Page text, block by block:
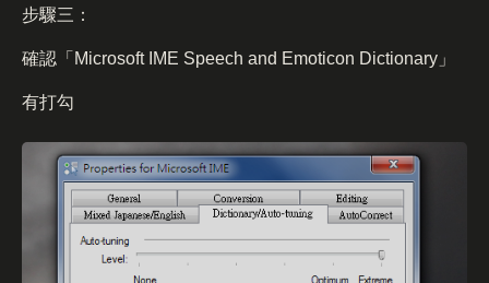
步驟三：
確認「Microsoft IME Speech and Emoticon Dictionary」
有打勾